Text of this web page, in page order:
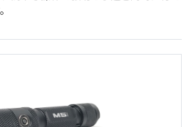
CLOSE